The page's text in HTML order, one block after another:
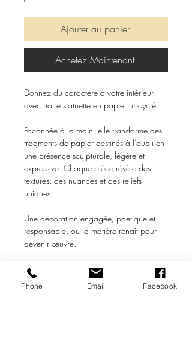
Ajouter au panier.
Achetez Maintenant.
Donnez du caractère à votre intérieur
avec notre statuette en papier upcyclé.
Façonnée à la main, elle transforme des
fragments de papier destinés à l’oubli en
une présence sculpturale, légère et
expressive. Chaque pièce révèle des
textures, des nuances et des reliefs
uniques.
Une décoration engagée, poétique et
responsable, où la matière renaît pour
devenir œuvre.
Conçu et fabriqué en France
Confectionné à la main
Phone Email Facebook